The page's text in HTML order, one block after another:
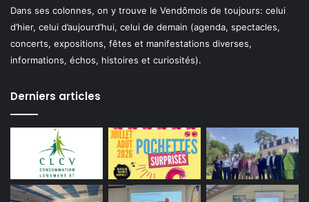
Dans ses colonnes, on y trouve le Vendômois de toujours: celui
d’hier, celui d’aujourd’hui, celui de demain (agenda, spectacles,
concerts, expositions, fêtes et manifestations diverses,
informations, échos, histoires et curiosités).
Derniers articles